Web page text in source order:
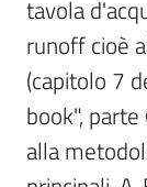
tavola
runoff cioè
(capitolo 7
book",
alla